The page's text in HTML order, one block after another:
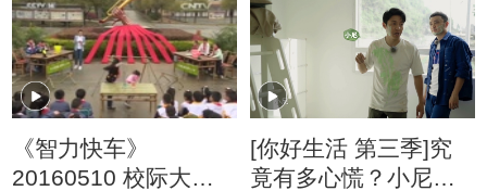
《智力快车》
20160510 校际大比
[你好生活 第三季]究
竟有多心慌？小尼被